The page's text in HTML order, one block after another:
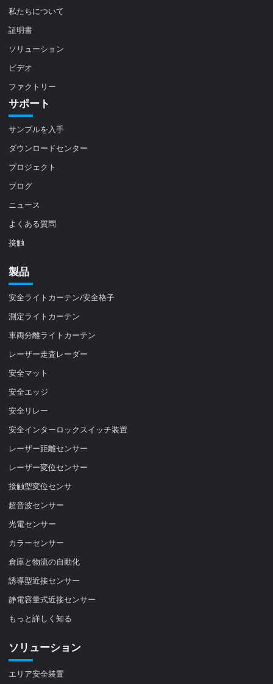
私たちについて
証明書
ソリューション
ビデオ
ファクトリー
サポート
サンプルを入手
ダウンロードセンター
プロジェクト
ブログ
ニュース
よくある質問
接触
製品
安全ライトカーテン/安全格子
測定ライトカーテン
車両分離ライトカーテン
レーザー走査レーダー
安全マット
安全エッジ
安全リレー
安全インターロックスイッチ装置
レーザー距離センサー
レーザー変位センサー
接触型変位センサ
超音波センサー
光電センサー
カラーセンサー
倉庫と物流の自動化
誘導型近接センサー
静電容量式近接センサー
もっと詳しく知る
ソリューション
エリア安全装置